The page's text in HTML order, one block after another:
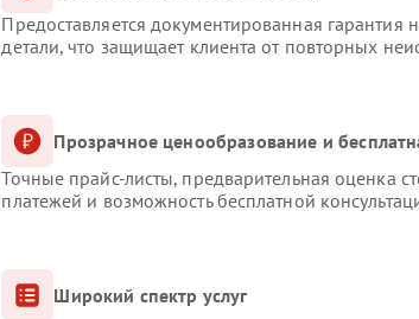
Предоставляется документированная
детали, что защищает клиента от повторных
Прозрачное ценообразование и
Точные прайс-листы, предварительная оценка
платежей и возможность бесплатной
Широкий спектр услуг